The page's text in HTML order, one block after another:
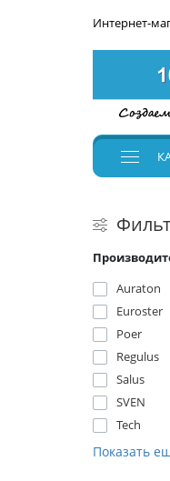
Интернет-
Auraton
Euroster
Poer
Regulus
Salus
SVEN
Tech
Показать